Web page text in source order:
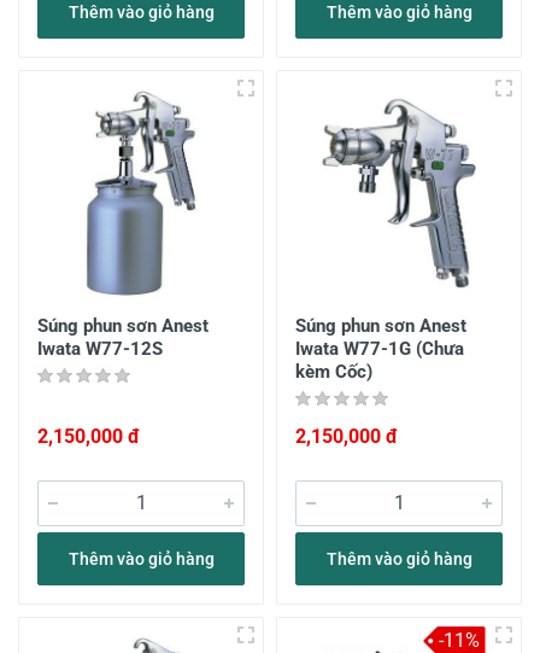
Thêm vào giỏ hàng Thêm vào giỏ hàng
Súng phun sơn Anest
Iwata W77-12S
2,150,000 đ
Thêm vào giỏ hàng
Súng phun sơn Anest
Iwata W77-1G (Chưa
kèm Cốc)
2,150,000 đ
Thêm vào giỏ hàng
-11%